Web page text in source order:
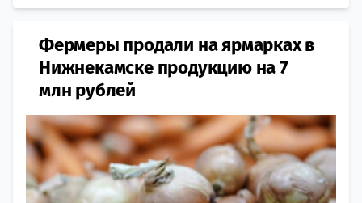
Фермеры продали на ярмарках в
Нижнекамске продукцию на 7
млн рублей